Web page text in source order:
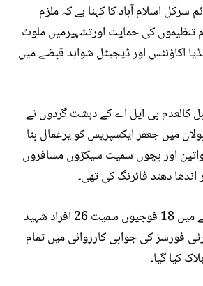
سرکل اسلام آباد کا کہنا ہے کہ ملزم
تنظیموں کی حمایت اورتشہیرمیں ملوث
اکاؤنٹس اور ڈیجیٹل شواہد قبضے میں
کالعدم بی ایل اے کے دہشت گردوں نے
میں جعفر ایکسپریس کو یرغمال بنا
اور بچوں سمیت سیکڑوں مسافروں
اندھا دھند فائرنگ کی تھی۔
دہشت گردوں کے حملے میں 18 فوجیوں سمیت 26 افراد شہید
فورسز کی جوابی کارروائی میں تمام